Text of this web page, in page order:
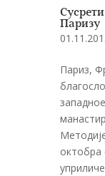
Паризу
Париз,
октобра